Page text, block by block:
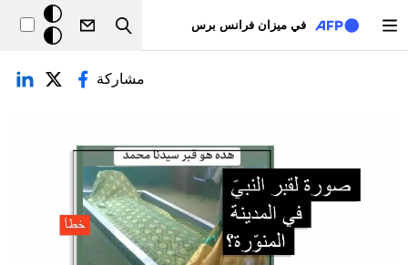
في ميزان فرانس برس
Search
خلفيّة
داكنة
التبويبات الأساسية
مشاركة